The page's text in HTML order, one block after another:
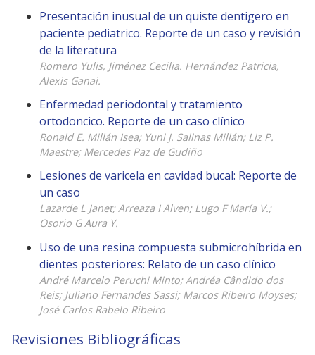
Presentación inusual de un quiste dentigero en
paciente pediatrico. Reporte de un caso y revisión
de la literatura
Romero Yulis, Jiménez Cecilia. Hernández Patricia,
Alexis Ganai.
Enfermedad periodontal y tratamiento
ortodoncico. Reporte de un caso clínico
Ronald E. Millán Isea; Yuni J. Salinas Millán; Liz P.
Maestre; Mercedes Paz de Gudiño
Lesiones de varicela en cavidad bucal: Reporte de
un caso
Lazarde L Janet; Arreaza I Alven; Lugo F María V.;
Osorio G Aura Y.
Uso de una resina compuesta submicrohíbrida en
dientes posteriores: Relato de un caso clínico
André Marcelo Peruchi Minto; Andréa Cândido dos
Reis; Juliano Fernandes Sassi; Marcos Ribeiro Moyses;
José Carlos Rabelo Ribeiro
Revisiones Bibliográficas